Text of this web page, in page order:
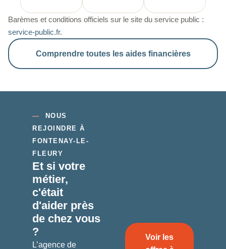
Barèmes et conditions officiels sur le site du service public :
service-public.fr.
Comprendre toutes les aides financières
— NOUS
REJOINDRE À
FONTENAY-LE-
FLEURY
Et si votre
métier,
c'était
d'aider près
de chez vous
?
L’agence de
Voir les